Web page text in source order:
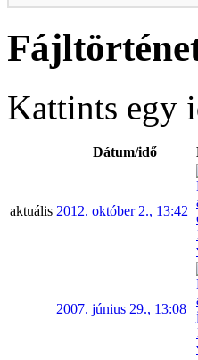
Kattints egy
Dátum/idő
aktuális 2012. október 2., 13:42
2007. június 29., 13:08